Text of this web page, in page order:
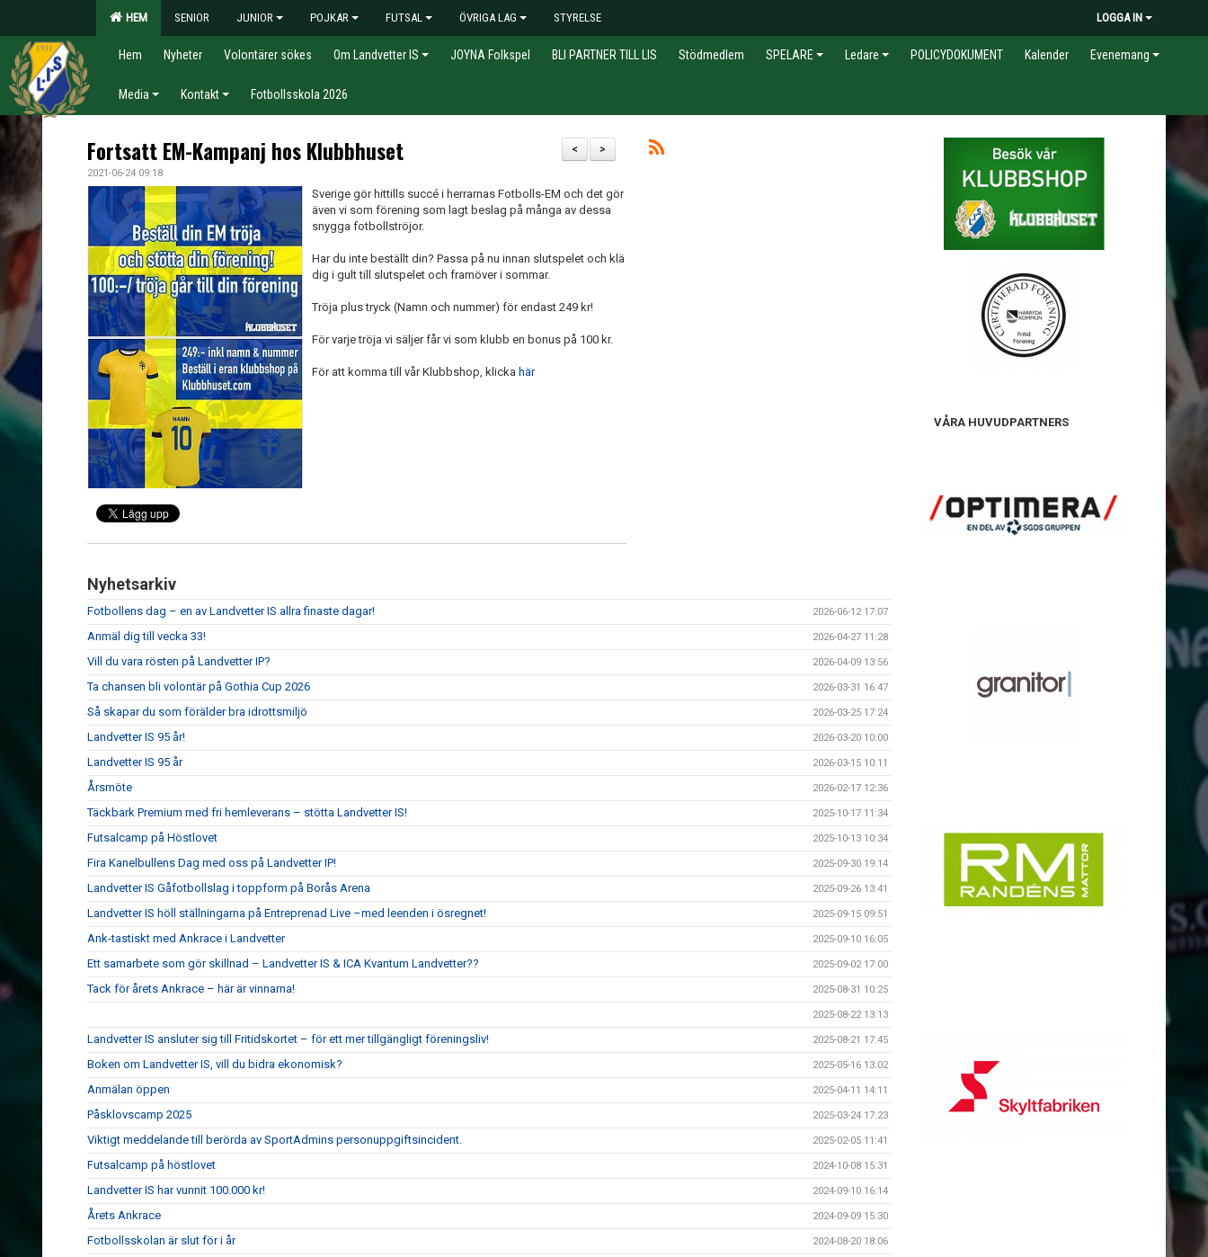
HEM SENIOR JUNIOR POJKAR FUTSAL ÖVRIGA LAG STYRELSE LOGGA IN
Hem Nyheter Volontärer sökes Om Landvetter IS JOYNA Folkspel BLI PARTNER TILL LIS Stödmedlem SPELARE Ledare POLICYDOKUMENT Kalender Evenemang
Media Kontakt Fotbollsskola 2026
>
<
Fortsatt EM-Kampanj hos Klubbhuset
2021-06-24 09:18
Sverige gör hittills succé i herrarnas Fotbolls-EM och det gör
även vi som förening som lagt beslag på många av dessa
snygga fotbollströjor.
Har du inte beställt din? Passa på nu innan slutspelet och klä
dig i gult till slutspelet och framöver i sommar.
Tröja plus tryck (Namn och nummer) för endast 249 kr!
För varje tröja vi säljer får vi som klubb en bonus på 100 kr.
För att komma till vår Klubbshop, klicka här
Nyhetsarkiv
Fotbollens dag – en av Landvetter IS allra finaste dagar! 2026-06-12 17:07
Anmäl dig till vecka 33! 2026-04-27 11:28
Vill du vara rösten på Landvetter IP? 2026-04-09 13:56
Ta chansen bli volontär på Gothia Cup 2026 2026-03-31 16:47
Så skapar du som förälder bra idrottsmiljö 2026-03-25 17:24
Landvetter IS 95 år! 2026-03-20 10:00
Landvetter IS 95 år 2026-03-15 10:11
Årsmöte 2026-02-17 12:36
Täckbark Premium med fri hemleverans – stötta Landvetter IS! 2025-10-17 11:34
Futsalcamp på Höstlovet 2025-10-13 10:34
Fira Kanelbullens Dag med oss på Landvetter IP! 2025-09-30 19:14
Landvetter IS Gåfotbollslag i toppform på Borås Arena 2025-09-26 13:41
Landvetter IS höll ställningarna på Entreprenad Live –med leenden i ösregnet! 2025-09-15 09:51
Ank-tastiskt med Ankrace i Landvetter 2025-09-10 16:05
Ett samarbete som gör skillnad – Landvetter IS & ICA Kvantum Landvetter?? 2025-09-02 17:00
Tack för årets Ankrace – här är vinnarna! 2025-08-31 10:25
2025-08-22 13:13
Landvetter IS ansluter sig till Fritidskortet – för ett mer tillgängligt föreningsliv! 2025-08-21 17:45
Boken om Landvetter IS, vill du bidra ekonomisk? 2025-05-16 13:02
Anmälan öppen 2025-04-11 14:11
Påsklovscamp 2025 2025-03-24 17:23
Viktigt meddelande till berörda av SportAdmins personuppgiftsincident. 2025-02-05 11:41
Futsalcamp på höstlovet 2024-10-08 15:31
Landvetter IS har vunnit 100.000 kr! 2024-09-10 16:14
Årets Ankrace 2024-09-09 15:30
Fotbollsskolan är slut för i år 2024-08-20 18:06
VÅRA HUVUDPARTNERS